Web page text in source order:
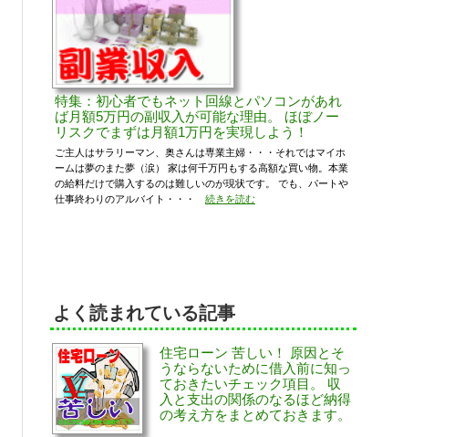
特集：初心者でもネット回線とパソコンがあれ
ば月額5万円の副収入が可能な理由。 ほぼノー
リスクでまずは月額1万円を実現しよう！
ご主人はサラリーマン、奥さんは専業主婦・・・それではマイホ
ームは夢のまた夢（涙） 家は何千万円もする高額な買い物。本業
の給料だけで購入するのは難しいのが現状です。 でも、パートや
仕事終わりのアルバイト・・・ 続きを読む
よく読まれている記事
住宅ローン 苦しい！ 原因とそ
うならないために借入前に知っ
ておきたいチェック項目。 収
入と支出の関係のなるほど納得
の考え方をまとめておきます。